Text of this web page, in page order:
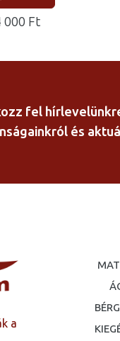
000 FtÁrtartomány:
000 Ft
fel
és
a